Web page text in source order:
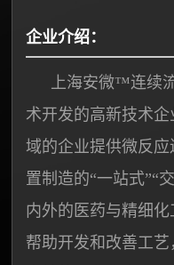
企业介绍：
上海安微™连续
术开发的高新技术
域的企业提供微反
置制造的“一站式”“
内外的医药与精细化
帮助开发和改善工